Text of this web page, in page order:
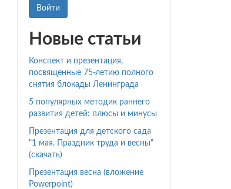
Войти
Новые статьи
Конспект и презентация,
посвященные 75-летию полного
снятия блокады Ленинграда
5 популярных методик раннего
развития детей: плюсы и минусы
Презентация для детского сада
"1 мая. Праздник труда и весны"
(скачать)
Презентация весна (вложение
Powerpoint)